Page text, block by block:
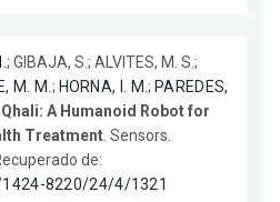
; GIBAJA, S.; ALVITES, M. S.;
M. M.; HORNA, I. M.; PAREDES,
Qhali: A Humanoid Robot for
Treatment. Sensors.
de:
8220/24/4/1321